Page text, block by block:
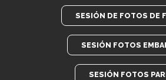
SESIÓN DE FOTOS DE
SESIÓN FOTOS
SESIÓN FOTOS